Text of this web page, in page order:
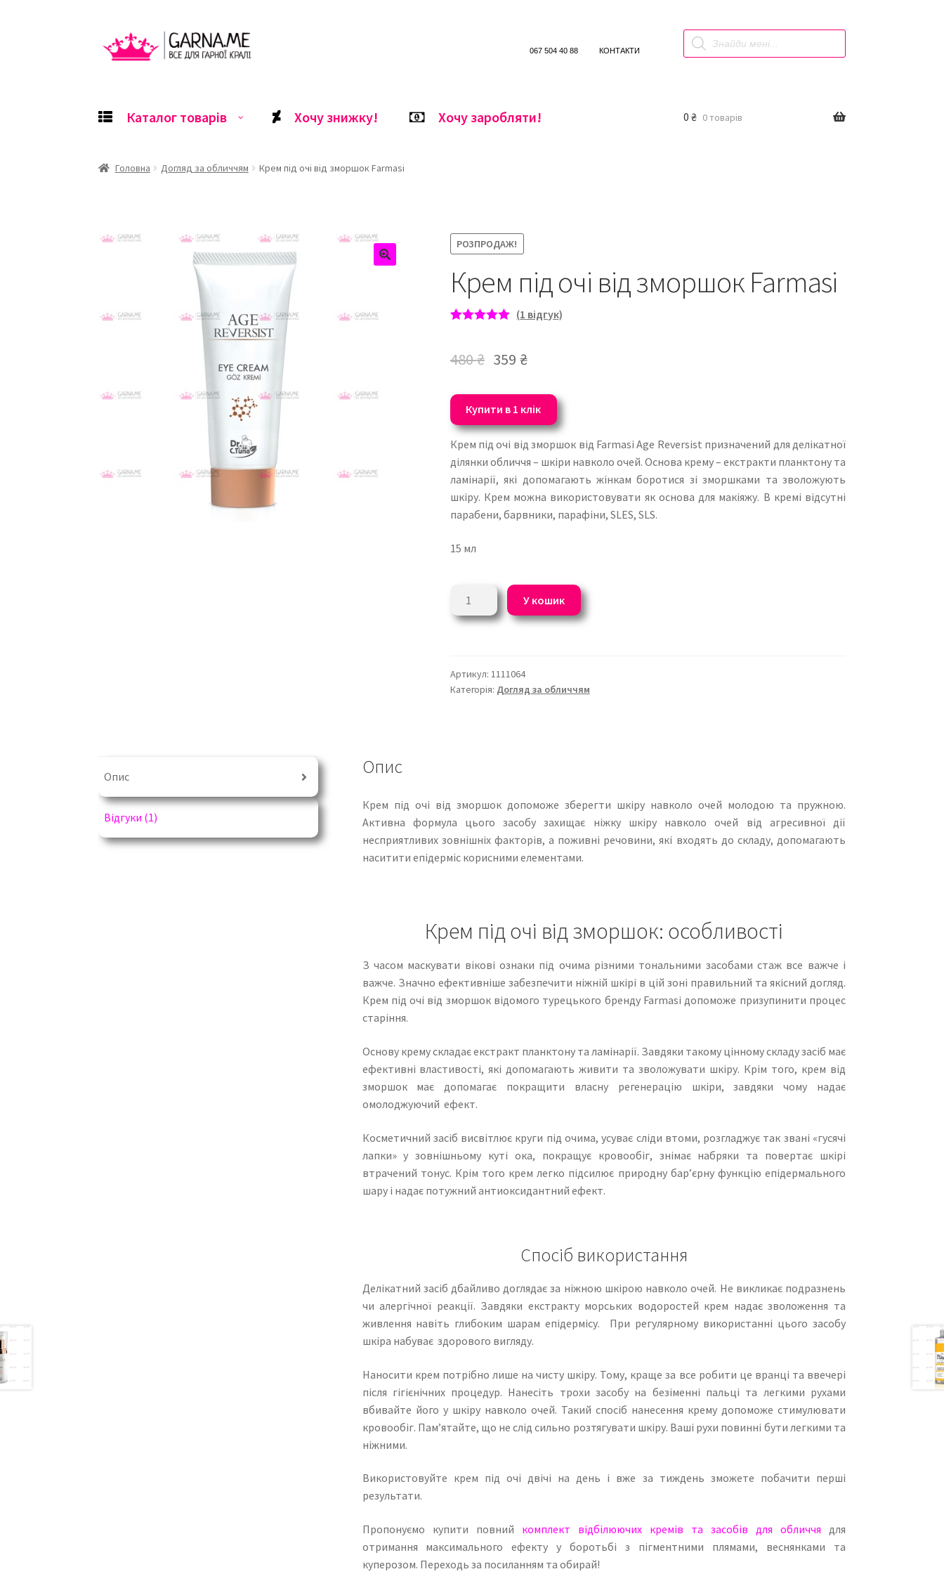
Перейти
до
Перейти
до
067 504 40 88 КОНТАКТИ
Products
search
Каталог товарів Хочу знижку! Хочу заробляти! 0 ₴ 0 товарів
Головна Догляд за обличчям Крем під очі від зморшок Farmasi
РОЗПРОДАЖ!
Крем під очі від зморшок Farmasi
основі
покупця
(1 відгук)
480₴ 359₴
Купити в 1 клік
Крем під очі від зморшок від Farmasi Age Reversist призначений для делікатної
ділянки обличчя – шкіри навколо очей. Основа крему – екстракти планктону та
ламінарії, які допомагають жінкам боротися зі зморшками та зволожують
шкіру. Крем можна використовувати як основа для макіяжу. В кремі відсутні
парабени, барвники, парафіни, SLES, SLS.
15 мл
очі
Farmasi
кількість
У кошик
Артикул: 1111064
Категорія: Догляд за обличчям
Опис
Відгуки (1)
Опис
Крем під очі від зморшок допоможе зберегти шкіру навколо очей молодою та пружною.
Активна формула цього засобу захищає ніжку шкіру навколо очей від агресивної дії
несприятливих зовнішніх факторів, а поживні речовини, які входять до складу, допомагають
наситити епідерміс корисними елементами.
Крем під очі від зморшок: особливості
З часом маскувати вікові ознаки під очима різними тональними засобами стаж все важче і
важче. Значно ефективніше забезпечити ніжній шкірі в цій зоні правильний та якісний догляд.
Крем під очі від зморшок відомого турецького бренду Farmasi допоможе призупинити процес
старіння.
Основу крему складає екстракт планктону та ламінарії. Завдяки такому цінному складу засіб має
ефективні властивості, які допомагають живити та зволожувати шкіру. Крім того, крем від
зморшок має допомагає покращити власну регенерацію шкіри, завдяки чому надає
омолоджуючий ефект.
Косметичний засіб висвітлює круги під очима, усуває сліди втоми, розгладжує так звані «гусячі
лапки» у зовнішньому куті ока, покращує кровообіг, знімає набряки та повертає шкірі
втрачений тонус. Крім того крем легко підсилює природну бар’єрну функцію епідермального
шару і надає потужний антиоксидантний ефект.
Спосіб використання
Делікатний засіб дбайливо доглядає за ніжною шкірою навколо очей. Не викликає подразнень
чи алергічної реакції. Завдяки екстракту морських водоростей крем надає зволоження та
живлення навіть глибоким шарам епідермісу. При регулярному використанні цього засобу
шкіра набуває здорового вигляду.
Наносити крем потрібно лише на чисту шкіру. Тому, краще за все робити це вранці та ввечері
після гігієнічних процедур. Нанесіть трохи засобу на безіменні пальці та легкими рухами
вбивайте його у шкіру навколо очей. Такий спосіб нанесення крему допоможе стимулювати
кровообіг. Пам’ятайте, що не слід сильно розтягувати шкіру. Ваші рухи повинні бути легкими та
ніжними.
Використовуйте крем під очі двічі на день і вже за тиждень зможете побачити перші
результати.
Пропонуємо купити повний комплект відбілюючих кремів та засобів для обличчя для
отримання максимального ефекту у боротьбі з пігментними плямами, веснянками та
куперозом. Переходь за посиланням та обирай!